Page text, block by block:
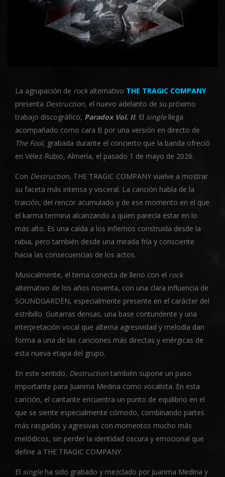
La agrupación de rockalternativo THE TRAGIC COMPANY
presenta Destruction, el nuevo adelanto de su próximo
trabajo discográfico, Paradox Vol. II. El singlellega
acompañado como cara B por una versión en directo de
The Fool, grabada durante el concierto que la banda ofreció
en Vélez-Rubio, Almería, el pasado 1 de mayo de 2026.
Con Destruction, THE TRAGIC COMPANY vuelve a mostrar
su faceta más intensa y visceral. La canción habla de la
traición, del rencor acumulado y de ese momento en el que
el karma termina alcanzando a quien parecía estar en lo
más alto. Es una caída a los infiernos construida desde la
rabia, pero también desde una mirada fría y consciente
hacia las consecuencias de los actos.
Musicalmente, el tema conecta de lleno con el rock
alternativo de los años noventa, con una clara influencia de
SOUNDGARDEN, especialmente presente en el carácter del
estribillo. Guitarras densas, una base contundente y una
interpretación vocal que alterna agresividad y melodía dan
forma a una de las canciones más directas y enérgicas de
esta nueva etapa del grupo.
En este sentido, Destruction también supone un paso
importante para Juanma Medina como vocalista. En esta
canción, el cantante encuentra un punto de equilibrio en el
que se siente especialmente cómodo, combinando partes
más rasgadas y agresivas con momentos mucho más
melódicos, sin perder la identidad oscura y emocional que
define a THE TRAGIC COMPANY.
El singleha sido grabado y mezclado por Juanma Medina y